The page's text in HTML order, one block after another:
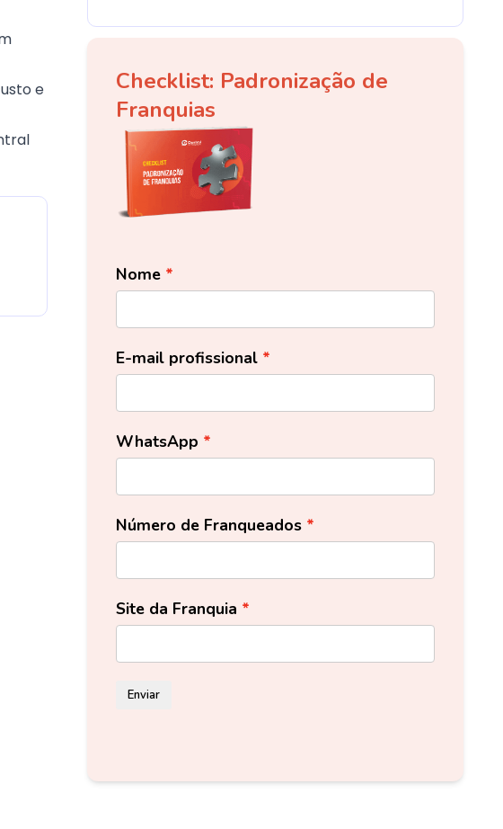
e
Checklist: Padronização de
Franquias
Nome
E-mail profissional
WhatsApp
Número de Franqueados
Site da Franquia
Enviar